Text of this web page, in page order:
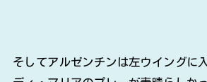
そしてアルゼンチンは左ウイングに